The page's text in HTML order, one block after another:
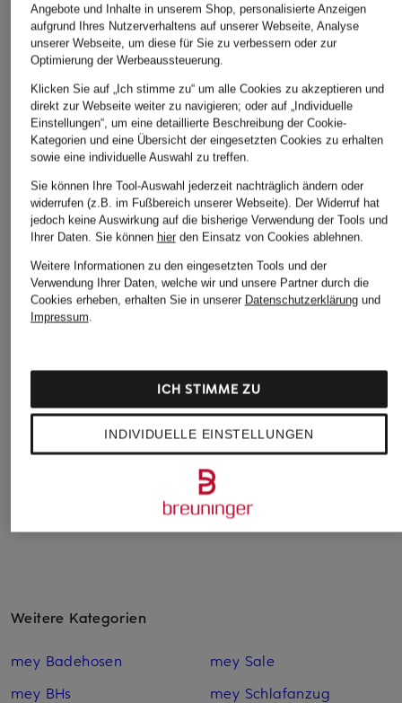
CHANTELLE
Top SOFTSTRETCH
+Aktionsrabatt
14,99 €
Bestpreis: 12,74 €
Ursprünglich:19,95 €
darling harbour
Schlafshirt
Weitere Kategorien
mey Badehosen
mey BHs
mey Sale
mey Schlafanzug
Angebote und Inhalte in unserem Shop, personalisierte Anzeigen
aufgrund Ihres Nutzerverhaltens auf unserer Webseite, Analyse
unserer Webseite, um diese für Sie zu verbessern oder zur
Optimierung der Werbeaussteuerung.
Klicken Sie auf „Ich stimme zu“ um alle Cookies zu akzeptieren und
direkt zur Webseite weiter zu navigieren; oder auf „Individuelle
Einstellungen“, um eine detaillierte Beschreibung der Cookie-
Kategorien und eine Übersicht der eingesetzten Cookies zu erhalten
sowie eine individuelle Auswahl zu treffen.
Sie können Ihre Tool-Auswahl jederzeit nachträglich ändern oder
widerrufen (z.B. im Fußbereich unserer Webseite). Der Widerruf hat
jedoch keine Auswirkung auf die bisherige Verwendung der Tools und
Ihrer Daten. Sie können hierden Einsatz von Cookies ablehnen.
Weitere Informationen zu den eingesetzten Tools und der
Verwendung Ihrer Daten, welche wir und unsere Partner durch die
Cookies erheben, erhalten Sie in unserer Datenschutzerklärungund
Impressum.
INDIVIDUELLE EINSTELLUNGEN
ICH STIMME ZU